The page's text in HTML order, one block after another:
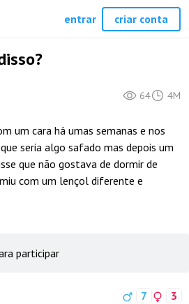
64 4M
um cara há umas semanas e nos
seria algo safado mas depois um
que não gostava de dormir de
com um lençol diferente e
participar
7 3
entrar criar conta